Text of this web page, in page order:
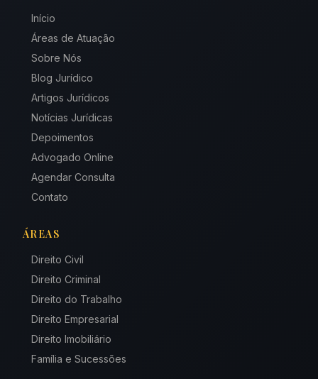
Início
Áreas de Atuação
Sobre Nós
Blog Jurídico
Artigos Jurídicos
Notícias Jurídicas
Depoimentos
Advogado Online
Agendar Consulta
Contato
ÁREAS
Direito Civil
Direito Criminal
Direito do Trabalho
Direito Empresarial
Direito Imobiliário
Família e Sucessões